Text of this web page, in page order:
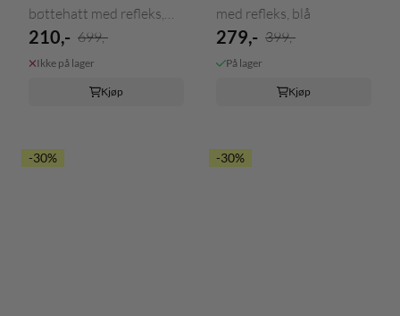
bøttehatt med refleks,
sølv
210,- 699,-
Ikke på lager
Kjøp
med refleks, blå
279,- 399,-
På lager
Kjøp
-30% -30%